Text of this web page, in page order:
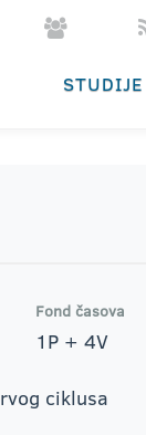
STUDIJE
Fond časova
1P + 4V
ciklusa